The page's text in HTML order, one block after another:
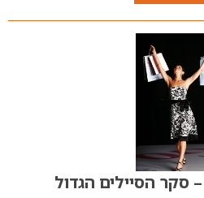
סקר הסיילים הגדול